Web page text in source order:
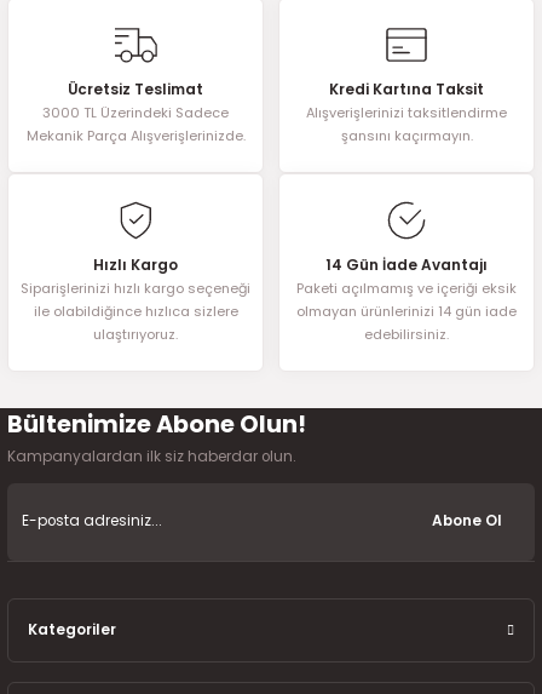
Ücretsiz Teslimat
3000 TL Üzerindeki Sadece
Mekanik Parça Alışverişlerinizde.
Kredi Kartına Taksit
Alışverişlerinizi taksitlendirme
şansını kaçırmayın.
Hızlı Kargo
Siparişlerinizi hızlı kargo seçeneği
ile olabildiğince hızlıca sizlere
ulaştırıyoruz.
14 Gün İade Avantajı
Paketi açılmamış ve içeriği eksik
olmayan ürünlerinizi 14 gün iade
edebilirsiniz.
Bültenimize Abone Olun!
Kampanyalardan ilk siz haberdar olun.
Abone Ol
Kategoriler